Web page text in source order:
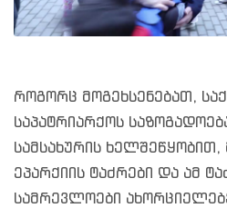
როგორც მოგეხსენებათ,
საპატრიარქოს
სამსახურის
ეპარქიის ტაძრები და ამ
სამრევლოები